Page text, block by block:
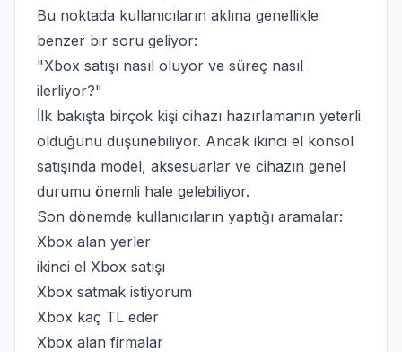
Bu noktada kullanıcıların aklına genellikle
benzer bir soru geliyor:
"Xbox satışı nasıl oluyor ve süreç nasıl
ilerliyor?"
İlk bakışta birçok kişi cihazı hazırlamanın yeterli
olduğunu düşünebiliyor. Ancak ikinci el konsol
satışında model, aksesuarlar ve cihazın genel
durumu önemli hale gelebiliyor.
Son dönemde kullanıcıların yaptığı aramalar:
Xbox alan yerler
ikinci el Xbox satışı
Xbox satmak istiyorum
Xbox kaç TL eder
Xbox alan firmalar